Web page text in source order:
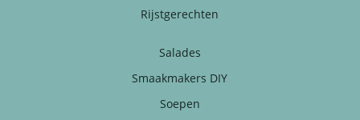
Rijstgerechten
Salades
Smaakmakers DIY
Soepen